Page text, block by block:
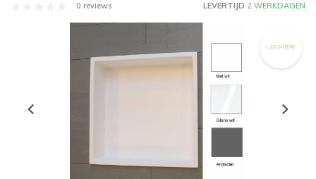
0 reviews LEVERTIJD 2 WERKDAGEN